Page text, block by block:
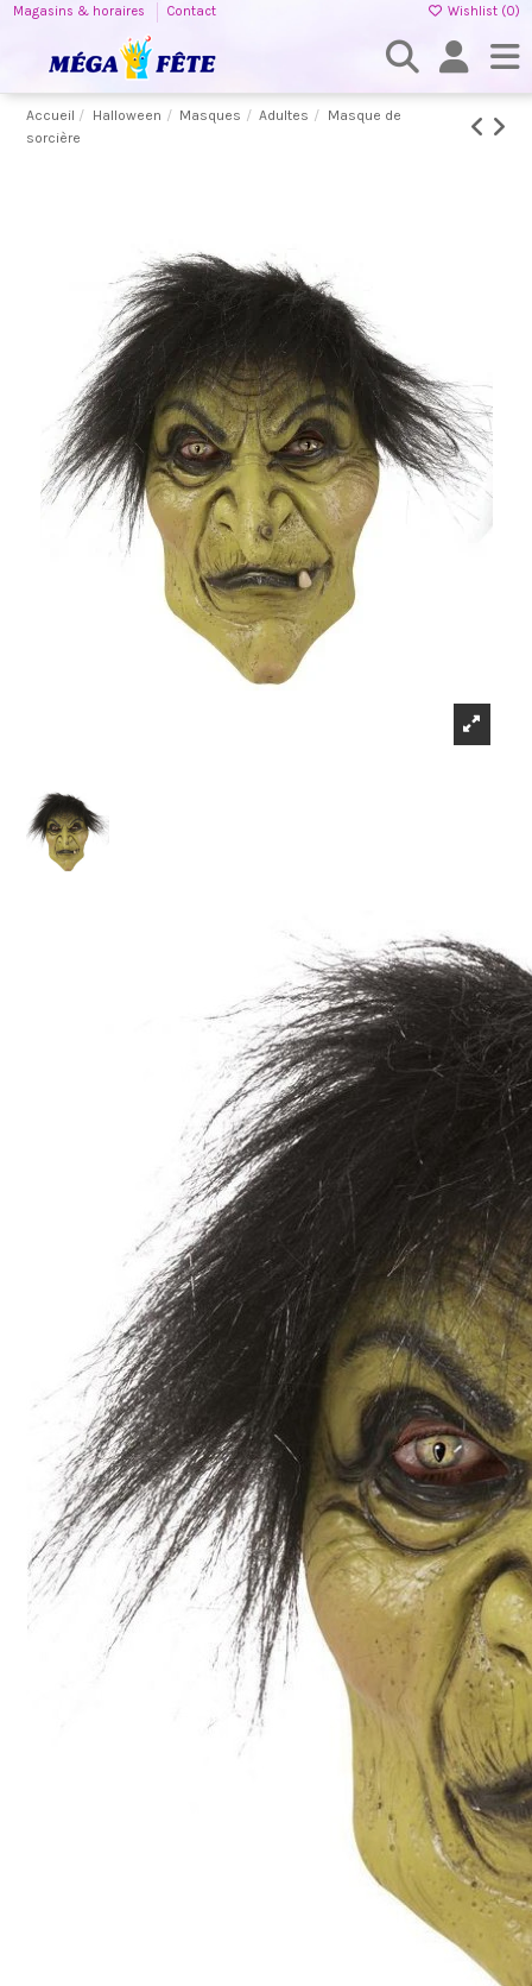
Magasins & horaires Contact Wishlist (0)
Accueil Halloween Masques Adultes
Masque de
sorcière